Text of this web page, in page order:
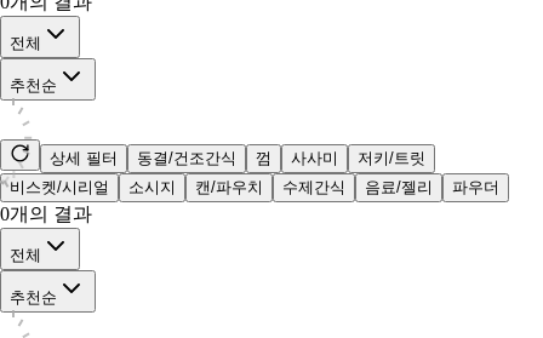
전체
추천순
상세 필터 동결/건조간식 껌 사사미
저키/트릿
비스켓/시리얼
소시지 캔/파우치 수제간식 음료/젤리 파우더
0개의 결과
전체
추천순